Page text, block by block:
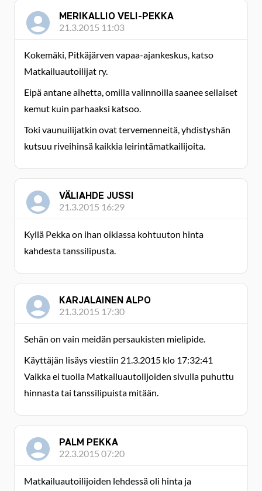
MERIKALLIO VELI-PEKKA
21.3.2015 11:03
Kokemäki, Pitkäjärven vapaa-ajankeskus, katso
Matkailuautoilijat ry.
Eipä antane aihetta, omilla valinnoilla saanee sellaiset
kemut kuin parhaaksi katsoo.
Toki vaunuilijatkin ovat tervemenneitä, yhdistyshän
kutsuu riveihinsä kaikkia leirintämatkailijoita.
VÄLIAHDE JUSSI
21.3.2015 16:29
Kyllä Pekka on ihan oikiassa kohtuuton hinta
kahdesta tanssilipusta.
KARJALAINEN ALPO
21.3.2015 17:30
Sehän on vain meidän persaukisten mielipide.
Käyttäjän lisäys viestiin 21.3.2015 klo 17:32:41
Vaikka ei tuolla Matkailuautolijoiden sivulla puhuttu
hinnasta tai tanssilipuista mitään.
PALM PEKKA
22.3.2015 07:20
Matkailuautoilijoiden lehdessä oli hinta ja